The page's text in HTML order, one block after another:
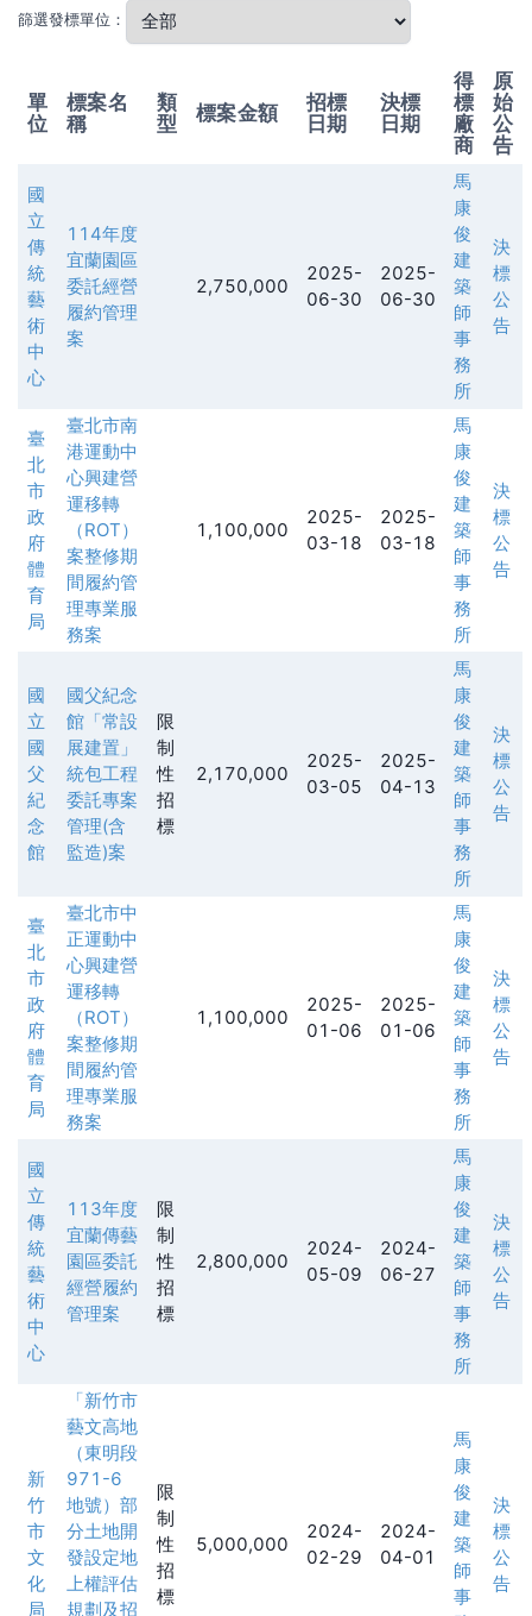
篩選發標單位：
單
位
標案名
稱
類
型
標案金額
招標
日期
決標
日期
得
標
廠
商
原
始
公
告
國
立
傳
統
藝
術
中
心
114年度
宜蘭園區
委託經營
履約管理
案
2,750,000
2025-
06-30
2025-
06-30
馬
康
俊
建
築
師
事
務
所
決
標
公
告
臺
北
市
政
府
體
育
局
臺北市南
港運動中
心興建營
運移轉
（ROT）
案整修期
間履約管
理專業服
務案
1,100,000
2025-
03-18
2025-
03-18
馬
康
俊
建
築
師
事
務
所
決
標
公
告
國
立
國
父
紀
念
館
國父紀念
館「常設
展建置」
統包工程
委託專案
管理(含
監造)案
限
制
性
招
標
2,170,000
2025-
03-05
2025-
04-13
馬
康
俊
建
築
師
事
務
所
決
標
公
告
臺
北
市
政
府
體
育
局
臺北市中
正運動中
心興建營
運移轉
（ROT）
案整修期
間履約管
理專業服
務案
1,100,000
2025-
01-06
2025-
01-06
馬
康
俊
建
築
師
事
務
所
決
標
公
告
國
立
傳
統
藝
術
中
心
113年度
宜蘭傳藝
園區委託
經營履約
管理案
限
制
性
招
標
2,800,000
2024-
05-09
2024-
06-27
馬
康
俊
建
築
師
事
務
所
決
標
公
告
新
竹
市
文
化
局
「新竹市
藝文高地
（東明段
971-6
地號）部
分土地開
發設定地
上權評估
規劃及招
限
制
性
招
標
5,000,000
2024-
02-29
2024-
04-01
馬
康
俊
建
築
師
事
決
標
公
告